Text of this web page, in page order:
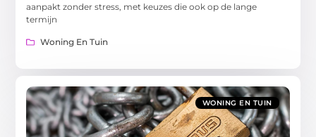
aanpakt zonder stress, met keuzes die ook op de lange
termijn
Woning En Tuin
WONING EN TUIN